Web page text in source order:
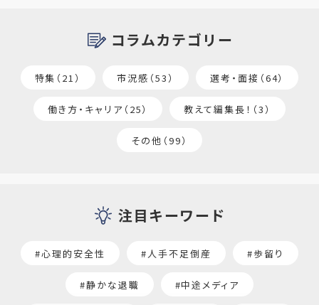
コラムカテゴリー
特集（21） 市況感（53） 選考・面接（64）
働き方・キャリア（25） 教えて編集長！（3）
その他（99）
注目キーワード
#心理的安全性 #人手不足倒産 #歩留り
#静かな退職 #中途メディア